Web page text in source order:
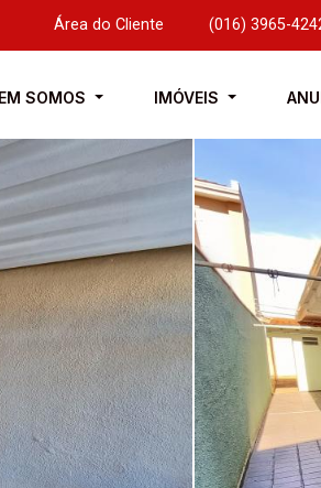
Área do Cliente (016) 3965-
SOMOS IMÓVEIS